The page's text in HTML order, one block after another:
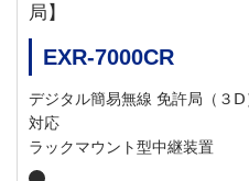
局】
EXR-7000CR
デジタル簡易無線 免許局（３Ⅾ
対応
ラックマウント型中継装置